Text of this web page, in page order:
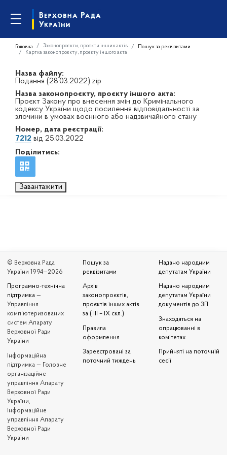
Головна Законопроєкти, проєкти інших актів
Пошук за реквізитами
Картка законопроєкту, проєкту іншого акта
Назва файлу:
Подання (28.03.2022).zip
Назва законопроєкту, проєкту іншого акта:
Проєкт Закону про внесення змін до Кримінального
кодексу України щодо посилення відповідальності за
злочини в умовах воєнного або надзвичайного стану
Номер, дата реєстрації:
7212 від 25.03.2022
Поділитись:
Завантажити
© Верховна Рада
України 1994—2026
Програмно-технічна
підтримка —
Управління
комп'ютеризованих
систем Апарату
Верховної Ради
України
Iнформаційна
підтримка — Головне
організаційне
управління Апарату
Верховної Ради
України,
Інформаційне
управління Апарату
Верховної Ради
України
Пошук за
реквізитами
Архів
законопроєктів,
проєктів інших актів
за ( III – IX скл.)
Правила
оформлення
Зареєстровані за
поточний тиждень
Надано народним
депутатам України
Надано народним
депутатам України
документів до ЗП
Знаходяться на
опрацюванні в
комітетах
Прийняті на поточній
сесії